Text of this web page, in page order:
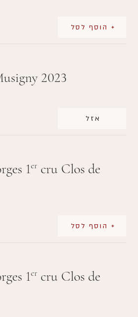
+ הוסף לסל
2023
אזל
1er cru Clos de
+ הוסף לסל
1er cru Clos de